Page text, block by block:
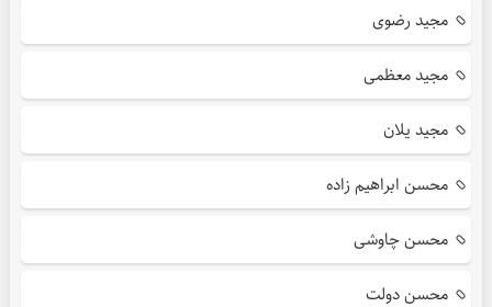
مجید رضوی
مجید معظمی
مجید یلان
محسن ابراهیم زاده
محسن چاوشی
محسن دولت